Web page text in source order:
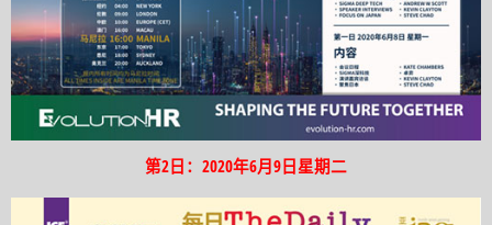
第2日：2020年6月9日星期二